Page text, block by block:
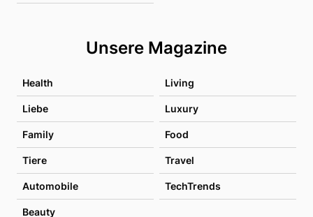
Unsere Magazine
Health Living
Liebe Luxury
Family Food
Tiere Travel
Automobile TechTrends
Beauty